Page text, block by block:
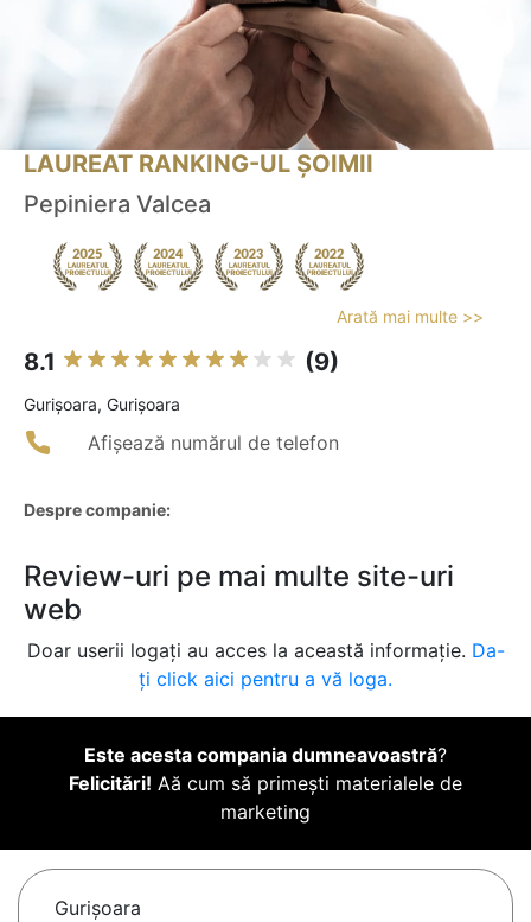
LAUREAT RANKING-UL ȘOIMII
Pepiniera Valcea
Arată mai multe >>
8.1 (9)
Gurişoara, Gurișoara
Afișează numărul de telefon
Despre companie:
Review-uri pe mai multe site-uri
web
Doar userii logați au acces la această informație. Da-
ți click aici pentru a vă loga.
Este acesta compania dumneavoastră?
Felicitări! Aă cum să primești materialele de
marketing
Gurişoara